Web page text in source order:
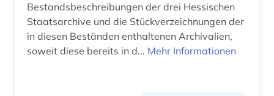
forschungsdaten (2)
fotografie (2)
Bestandsbeschreibungen der drei Hessischen
Staatsarchive und die Stückverzeichnungen der
in diesen Beständen enthaltenen Archivalien,
soweit diese bereits in d... Mehr Informationen